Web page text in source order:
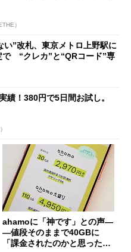
）
い”改札、東京メトロ上野駅に
“クレカ”と“QRコード”専
績！380円で5日間お試し。
ahamoに「神です」との声―
―値段そのままで40GBに
「課金されたのかと思った」